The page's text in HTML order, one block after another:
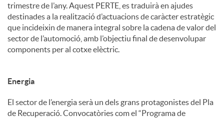
trimestre de l’any. Aquest PERTE, es traduirà en ajudes
destinades a la realització d’actuacions de caràcter estratègic
que incideixin de manera integral sobre la cadena de valor del
sector de l’automoció, amb l’objectiu final de desenvolupar
components per al cotxe elèctric.
Energia
El sector de l’energia serà un dels grans protagonistes del Pla
de Recuperació. Convocatòries com el “Programa de